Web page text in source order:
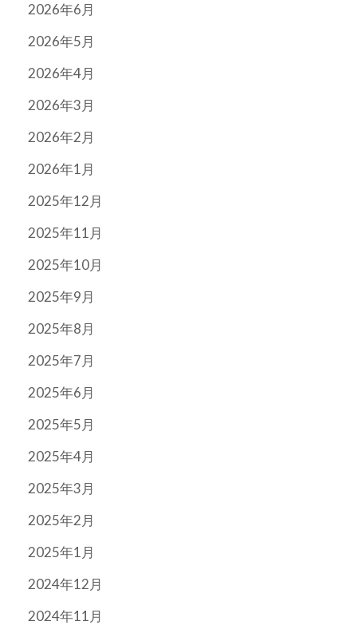
2026年6月
2026年5月
2026年4月
2026年3月
2026年2月
2026年1月
2025年12月
2025年11月
2025年10月
2025年9月
2025年8月
2025年7月
2025年6月
2025年5月
2025年4月
2025年3月
2025年2月
2025年1月
2024年12月
2024年11月